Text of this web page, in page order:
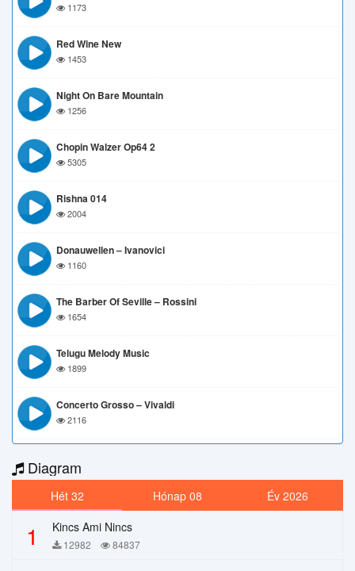
1173
Red Wine New
1453
Night On Bare Mountain
1256
Chopin Walzer Op64 2
5305
Rishna 014
2004
Donauwellen – Ivanovici
1160
The Barber Of Seville – Rossini
1654
Telugu Melody Music
1899
Concerto Grosso – Vivaldi
2116
Diagram
Hét 32 Hónap 08 Év 2026
1 Kincs Ami Nincs
12982 84837